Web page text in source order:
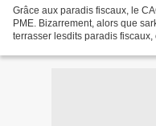
Grâce aux paradis fiscaux, le
PME. Bizarrement, alors que
terrasser lesdits paradis